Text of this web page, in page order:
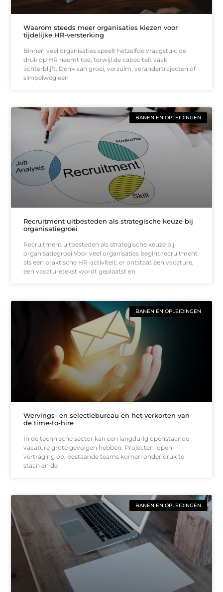
Waarom steeds meer organisaties kiezen voor
tijdelijke HR-versterking
Binnen veel organisaties speelt hetzelfde vraagstuk: de
druk op HR neemt toe, terwijl de capaciteit vaak
achterblijft. Denk aan groei, verzuim, verandertrajecten of
simpelweg een
BANEN EN OPLEIDINGEN
Recruitment uitbesteden als strategische keuze bij
organisatiegroei
Recruitment uitbesteden als strategische keuze bij
organisatiegroei Voor veel organisaties begint recruitment
als een praktische HR-activiteit: er ontstaat een vacature,
een vacaturetekst wordt geplaatst en
BANEN EN OPLEIDINGEN
Wervings- en selectiebureau en het verkorten van
de time-to-hire
In de technische sector kan een langdurig openstaande
vacature grote gevolgen hebben. Projecten lopen
vertraging op, bestaande teams komen onder druk te
staan en de
BANEN EN OPLEIDINGEN